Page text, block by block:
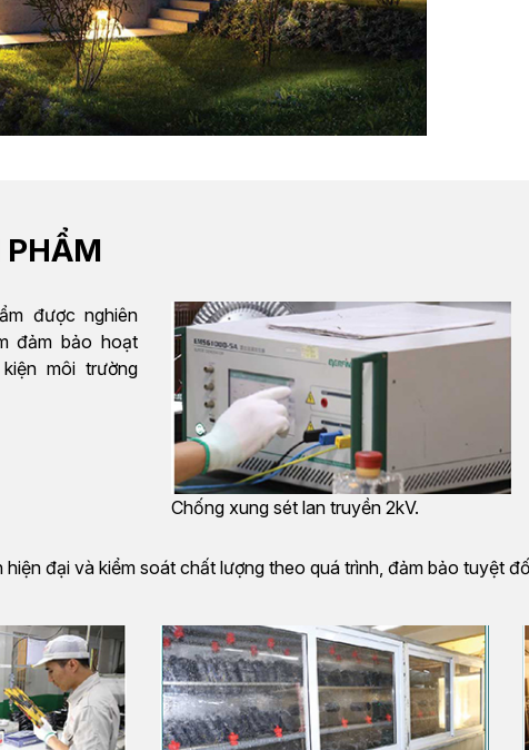
được nghiên
đảm bảo hoạt
môi trường
Chống xung sét lan truyền 2kV.
đại và kiểm soát chất lượng theo quá trình, đảm bảo tuyệt